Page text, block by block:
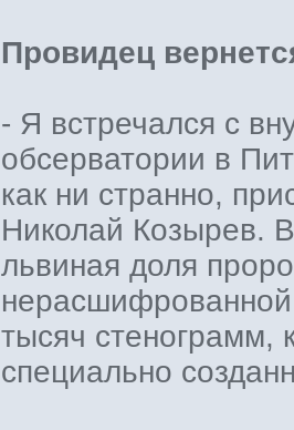
Провидец
- Я встречался с
обсерватории в
как ни странно,
Николай Козырев.
львиная доля
тысяч стенограмм,
специально